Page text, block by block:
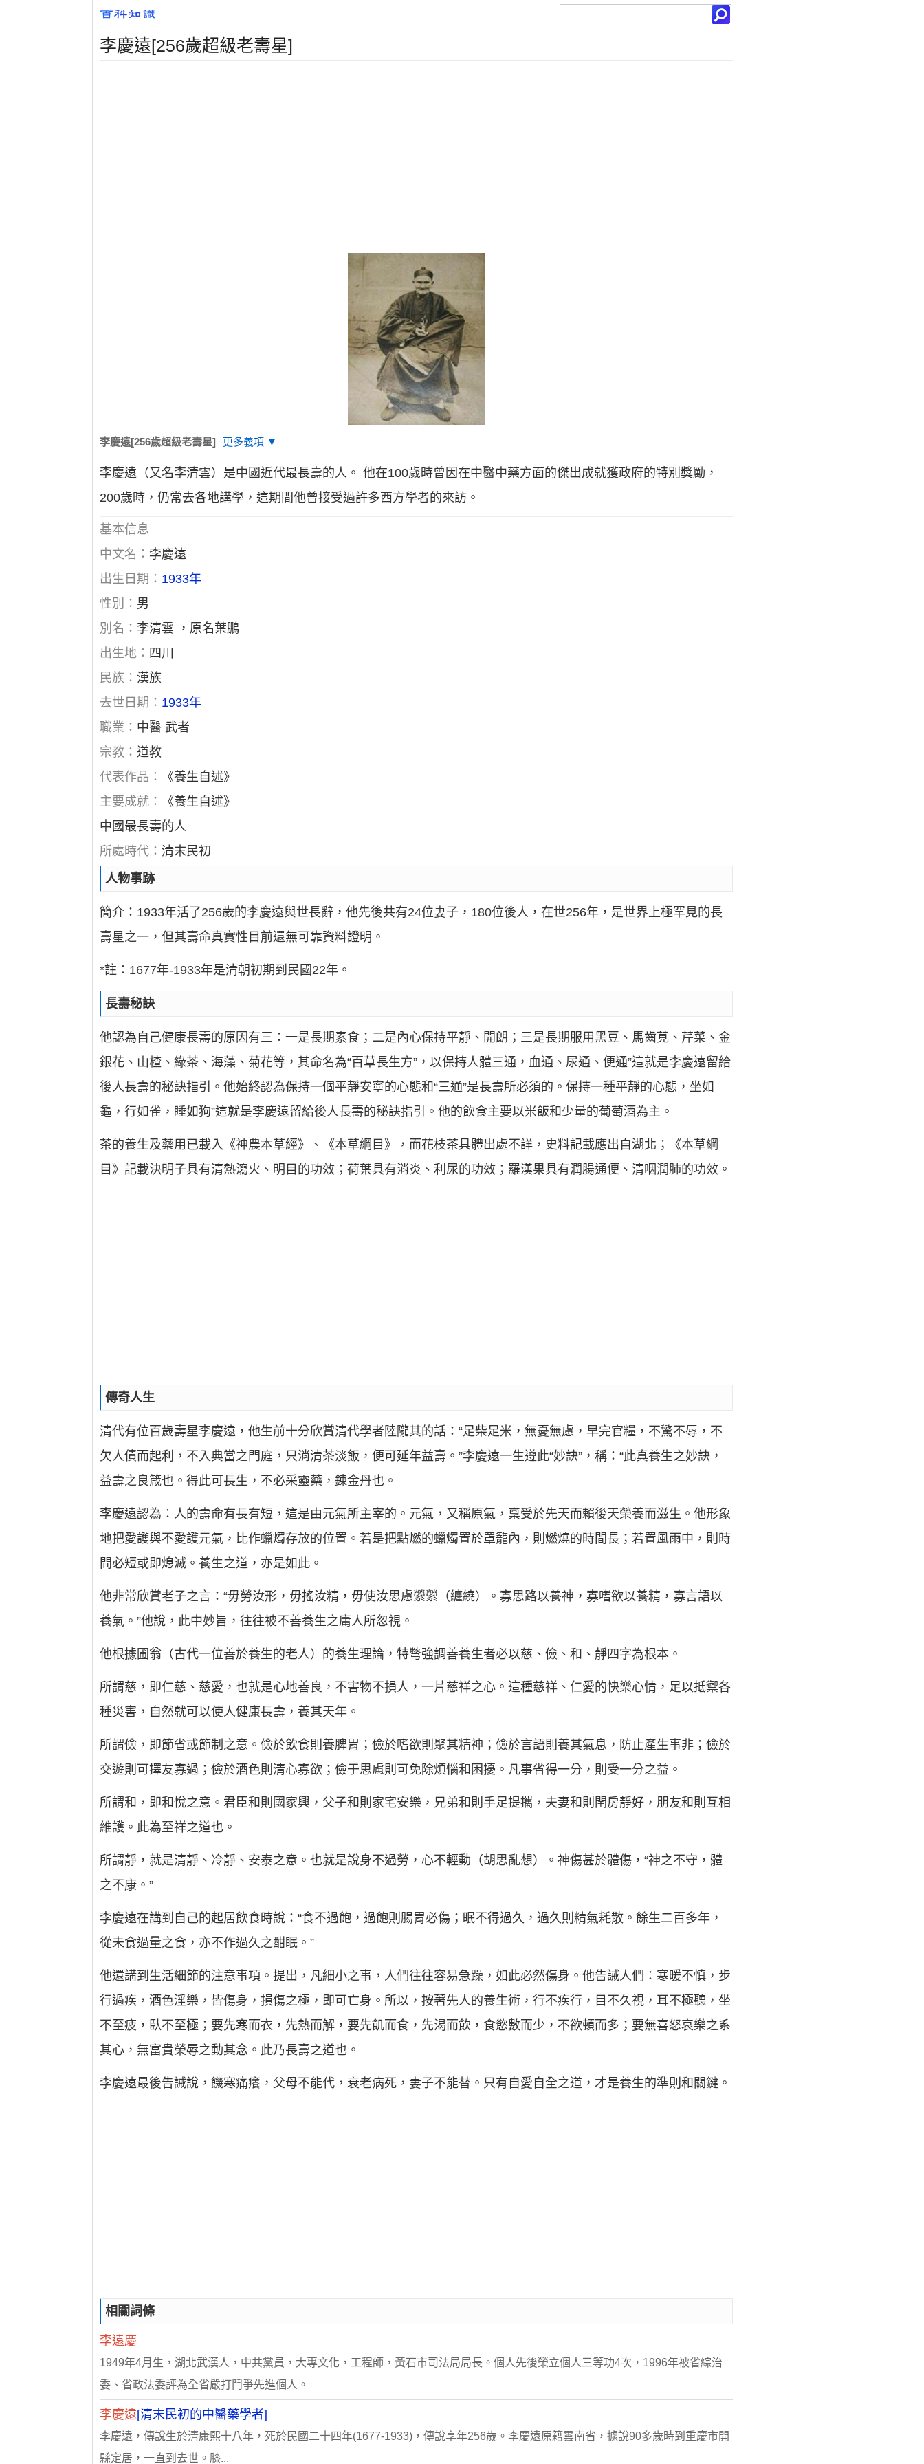
李慶遠[256歲超級老壽星]
李慶遠[256歲超級老壽星] 更多義項 ▼
李慶遠（又名李清雲）是中國近代最長壽的人。 他在100歲時曾因在中醫中藥方面的傑出成就獲政府的特別獎勵，
200歲時，仍常去各地講學，這期間他曾接受過許多西方學者的來訪。
基本信息
中文名： 李慶遠
出生日期： 1933年
性別： 男
別名： 李清雲 ，原名葉鵬
出生地： 四川
民族： 漢族
去世日期： 1933年
職業： 中醫 武者
宗教：道教
代表作品：
《養生自述》
主要成就：
《養生自述》
中國最長壽的人
所處時代：清末民初
人物事跡
簡介：1933年活了256歲的李慶遠與世長辭，他先後共有24位妻子，180位後人，在世256年，是世界上極罕見的長
壽星之一，但其壽命真實性目前還無可靠資料證明。
*註：1677年-1933年是清朝初期到民國22年。
長壽秘訣
他認為自己健康長壽的原因有三：一是長期素食；二是內心保持平靜、開朗；三是長期服用黑豆、馬齒莧、芹菜、金
銀花、山楂、綠茶、海藻、菊花等，其命名為“百草長生方”，以保持人體三通，血通、尿通、便通”這就是李慶遠留給
後人長壽的秘訣指引。他始終認為保持一個平靜安寧的心態和“三通”是長壽所必須的。保持一種平靜的心態，坐如
龜，行如雀，睡如狗”這就是李慶遠留給後人長壽的秘訣指引。他的飲食主要以米飯和少量的葡萄酒為主。
茶的養生及藥用已載入《神農本草經》、《本草綱目》，而花枝茶具體出處不詳，史料記載應出自湖北；《本草綱
目》記載決明子具有清熱瀉火、明目的功效；荷葉具有消炎、利尿的功效；羅漢果具有潤腸通便、清咽潤肺的功效。
傳奇人生
清代有位百歲壽星李慶遠，他生前十分欣賞清代學者陸隴其的話：“足柴足米，無憂無慮，早完官糧，不驚不辱，不
欠人債而起利，不入典當之門庭，只消清茶淡飯，便可延年益壽。”李慶遠一生遵此“妙訣”，稱：“此真養生之妙訣，
益壽之良箴也。得此可長生，不必采靈藥，鍊金丹也。
李慶遠認為：人的壽命有長有短，這是由元氣所主宰的。元氣，又稱原氣，稟受於先天而賴後天榮養而滋生。他形象
地把愛護與不愛護元氣，比作蠟燭存放的位置。若是把點燃的蠟燭置於罩籠內，則燃燒的時間長；若置風雨中，則時
間必短或即熄滅。養生之道，亦是如此。
他非常欣賞老子之言：“毋勞汝形，毋搖汝精，毋使汝思慮縈縈（纏繞）。寡思路以養神，寡嗜欲以養精，寡言語以
養氣。”他說，此中妙旨，往往被不善養生之庸人所忽視。
他根據圃翁（古代一位善於養生的老人）的養生理論，特彆強調善養生者必以慈、儉、和、靜四字為根本。
所謂慈，即仁慈、慈愛，也就是心地善良，不害物不損人，一片慈祥之心。這種慈祥、仁愛的快樂心情，足以抵禦各
種災害，自然就可以使人健康長壽，養其天年。
所謂儉，即節省或節制之意。儉於飲食則養脾胃；儉於嗜欲則聚其精神；儉於言語則養其氣息，防止產生事非；儉於
交遊則可擇友寡過；儉於酒色則清心寡欲；儉于思慮則可免除煩惱和困擾。凡事省得一分，則受一分之益。
所謂和，即和悅之意。君臣和則國家興，父子和則家宅安樂，兄弟和則手足提攜，夫妻和則閨房靜好，朋友和則互相
維護。此為至祥之道也。
所謂靜，就是清靜、冷靜、安泰之意。也就是說身不過勞，心不輕動（胡思亂想）。神傷甚於體傷，“神之不守，體
之不康。”
李慶遠在講到自己的起居飲食時說：“食不過飽，過飽則腸胃必傷；眠不得過久，過久則精氣耗散。餘生二百多年，
從未食過量之食，亦不作過久之酣眠。”
他還講到生活細節的注意事項。提出，凡細小之事，人們往往容易急躁，如此必然傷身。他告誡人們：寒暖不慎，步
行過疾，酒色淫樂，皆傷身，損傷之極，即可亡身。所以，按著先人的養生術，行不疾行，目不久視，耳不極聽，坐
不至疲，臥不至極；要先寒而衣，先熱而解，要先飢而食，先渴而飲，食慾數而少，不欲頓而多；要無喜怒哀樂之系
其心，無富貴榮辱之動其念。此乃長壽之道也。
李慶遠最後告誡說，饑寒痛癢，父母不能代，衰老病死，妻子不能替。只有自愛自全之道，才是養生的準則和關鍵。
相關詞條
李遠慶
1949年4月生，湖北武漢人，中共黨員，大專文化，工程師，黃石市司法局局長。個人先後榮立個人三等功4次，1996年被省綜治
委、省政法委評為全省嚴打鬥爭先進個人。
李慶遠[清末民初的中醫藥學者]
李慶遠，傳說生於清康熙十八年，死於民國二十四年(1677-1933)，傳說享年256歲。李慶遠原籍雲南省，據說90多歲時到重慶市開
縣定居，一直到去世。膝...